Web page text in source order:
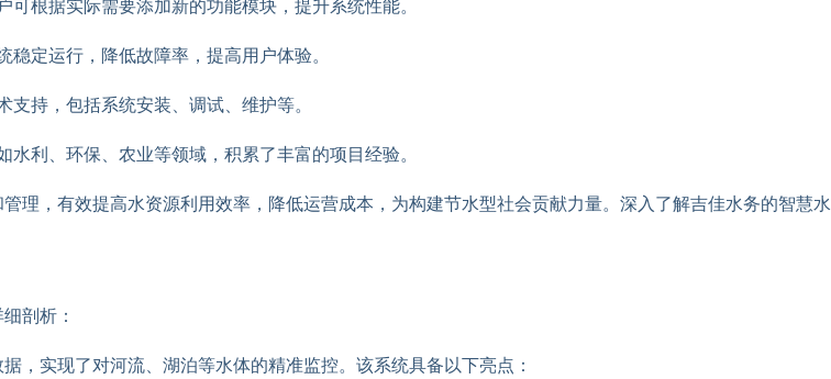
根据实际需要添加新的功能模块，提升系统性能。
稳定运行，降低故障率，提高用户体验。
持，包括系统安装、调试、维护等。
利、环保、农业等领域，积累了丰富的项目经验。
理，有效提高水资源利用效率，降低运营成本，为构建节水型社会贡献力量。深入了解吉佳水务的智慧水
剖析：
，实现了对河流、湖泊等水体的精准监控。该系统具备以下亮点：